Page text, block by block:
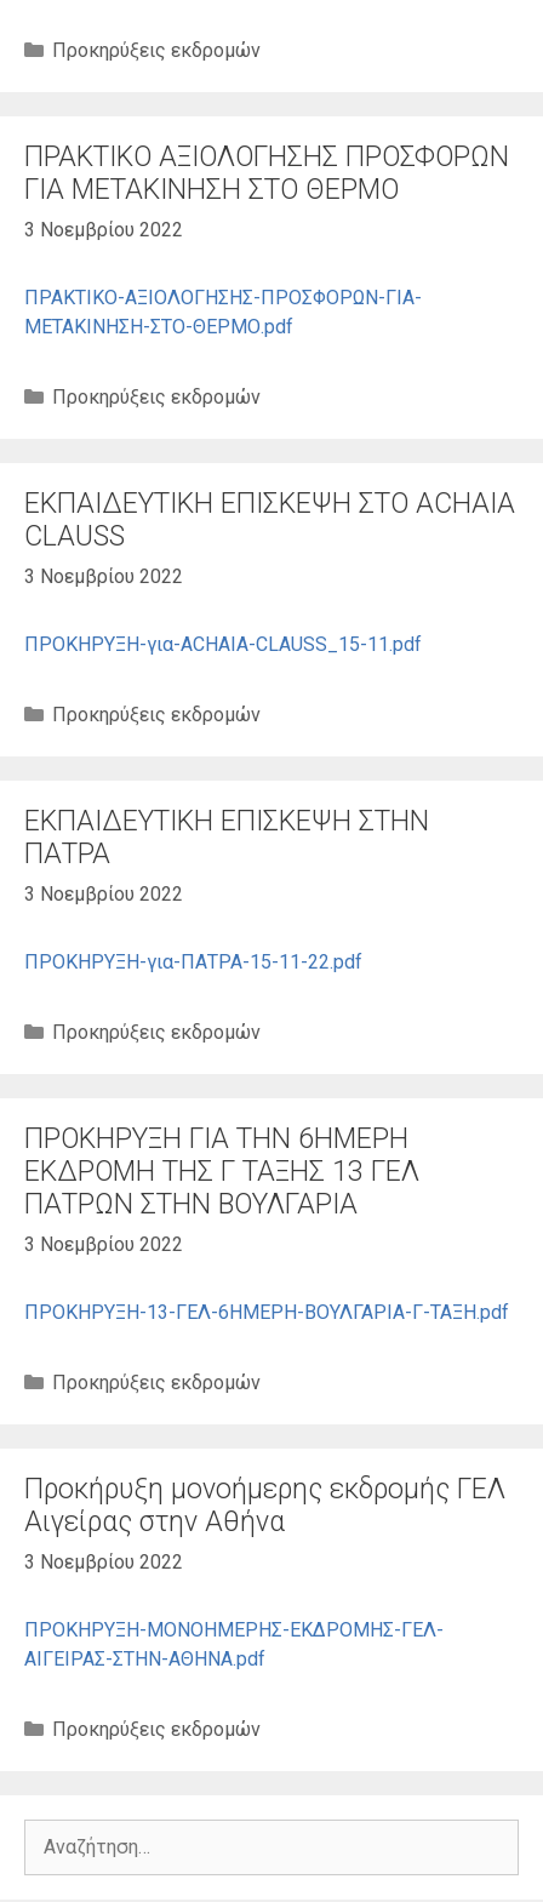
Κατηγορίες
Προκηρύξεις εκδρομών
ΠΡΑΚΤΙΚΟ ΑΞΙΟΛΟΓΗΣΗΣ ΠΡΟΣΦΟΡΩΝ
ΓΙΑ ΜΕΤΑΚΙΝΗΣΗ ΣΤΟ ΘΕΡΜΟ
3 Νοεμβρίου 2022
ΠΡΑΚΤΙΚΟ-ΑΞΙΟΛΟΓΗΣΗΣ-ΠΡΟΣΦΟΡΩΝ-ΓΙΑ-
ΜΕΤΑΚΙΝΗΣΗ-ΣΤO-ΘΕΡΜΟ.pdf
Κατηγορίες
Προκηρύξεις εκδρομών
ΕΚΠΑΙΔΕΥΤΙΚΗ ΕΠΙΣΚΕΨΗ ΣΤΟ ACHAIA
CLAUSS
3 Νοεμβρίου 2022
ΠΡΟΚΗΡΥΞΗ-για-ACHAIA-CLAUSS_15-11.pdf
Κατηγορίες
Προκηρύξεις εκδρομών
ΕΚΠΑΙΔΕΥΤΙΚΗ ΕΠΙΣΚΕΨΗ ΣΤΗΝ
ΠΑΤΡΑ
3 Νοεμβρίου 2022
ΠΡΟΚΗΡΥΞΗ-για-ΠΑΤΡΑ-15-11-22.pdf
Κατηγορίες
Προκηρύξεις εκδρομών
ΠΡΟΚΗΡΥΞΗ ΓΙΑ ΤΗΝ 6ΗΜΕΡΗ
ΕΚΔΡΟΜΗ ΤΗΣ Γ ΤΑΞΗΣ 13 ΓΕΛ
ΠΑΤΡΩΝ ΣΤΗΝ ΒΟΥΛΓΑΡΙΑ
3 Νοεμβρίου 2022
ΠΡΟΚΗΡΥΞΗ-13-ΓΕΛ-6ΗΜΕΡΗ-ΒΟΥΛΓΑΡΙΑ-Γ-ΤΑΞΗ.pdf
Κατηγορίες
Προκηρύξεις εκδρομών
Προκήρυξη μονοήμερης εκδρομής ΓΕΛ
Αιγείρας στην Αθήνα
3 Νοεμβρίου 2022
ΠΡΟΚΗΡΥΞΗ-ΜΟΝΟΗΜΕΡΗΣ-ΕΚΔΡΟΜΗΣ-ΓΕΛ-
ΑΙΓΕΙΡΑΣ-ΣΤΗΝ-ΑΘΗΝΑ.pdf
Κατηγορίες
Προκηρύξεις εκδρομών
Αναζήτηση